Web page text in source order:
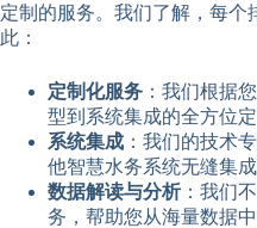
定制的服务。我们了解，每个
此：
定制化服务 ：我们根据
型到系统集成的全方位定
系统集成 ：我们的技术
他智慧水务系统无缝集
数据解读与分析：我们
务，帮助您从海量数据